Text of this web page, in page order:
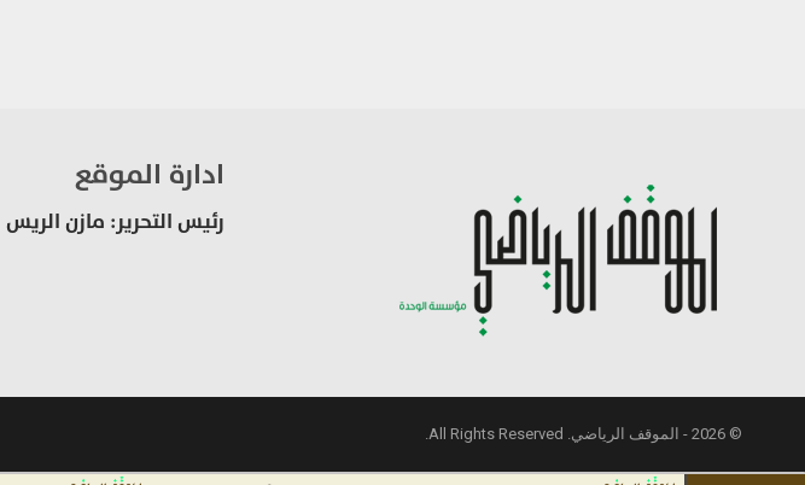
ادارة الموقع
رئيس التحرير: مازن الريس
© 2026 - الموقف الرياضي. All Rights Reserved.